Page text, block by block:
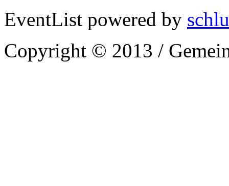
EventList powered by
Copyright © 2013 /